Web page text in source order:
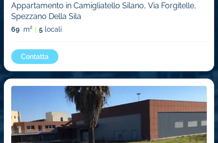
Appartamento in Camigliatello Silano, Via Forgitelle,
Spezzano Della Sila
69 m2 5 locali
Contatta